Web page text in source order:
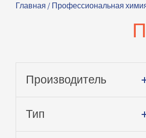
Главная/ Профессиональная
Производитель
Тип